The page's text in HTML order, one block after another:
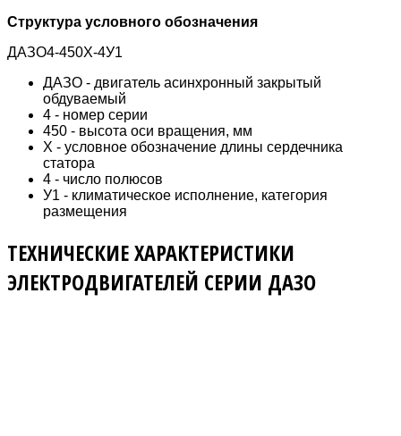
Структура условного обозначения
ДАЗО4-450Х-4У1
ДАЗО - двигатель асинхронный закрытый
обдуваемый
4 - номер серии
450 - высота оси вращения, мм
Х - условное обозначение длины сердечника
статора
4 - число полюсов
У1 - климатическое исполнение, категория
размещения
ТЕХНИЧЕСКИЕ ХАРАКТЕРИСТИКИ
ЭЛЕКТРОДВИГАТЕЛЕЙ СЕРИИ ДАЗО